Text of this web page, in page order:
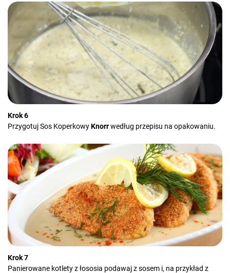
Krok 6
Przygotuj Sos KoperkowyKnorrwedług przepisu na opakowaniu.
Krok 7
Panierowane kotlety z łososia podawaj z sosem i, na przykład z